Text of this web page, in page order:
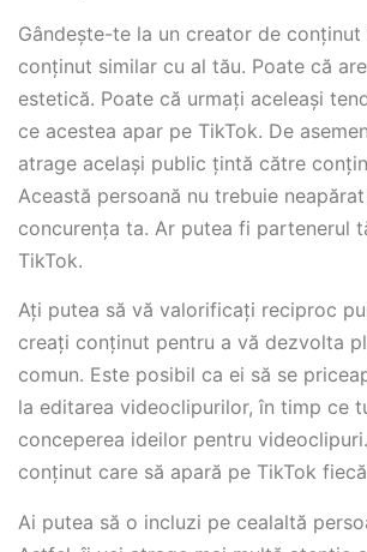
Gândește-te la un creator de
conținut similar cu al tău. Poate că
estetică. Poate că urmați aceleași
ce acestea apar pe TikTok. De
atrage același public țintă către
Această persoană nu trebuie
concurența ta. Ar putea fi partenerul
TikTok.
Ați putea să vă valorificați reciproc
creați conținut pentru a vă dezvolta
comun. Este posibil ca ei să se
la editarea videoclipurilor, în timp ce
conceperea ideilor pentru
conținut care să apară pe TikTok
Ai putea să o incluzi pe cealaltă